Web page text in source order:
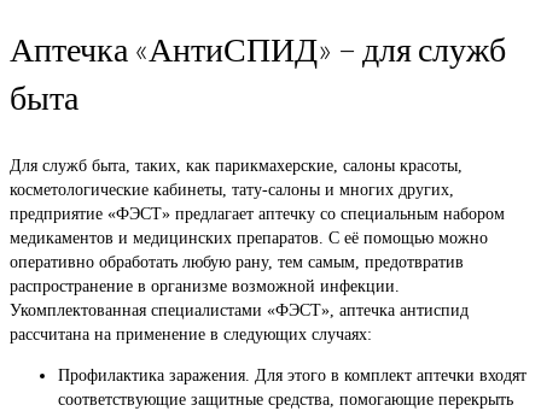
Аптечка «АнтиСПИД» – для служб
быта
Для служб быта, таких, как парикмахерские, салоны красоты,
косметологические кабинеты, тату-салоны и многих других,
предприятие «ФЭСТ» предлагает аптечку со специальным набором
медикаментов и медицинских препаратов. С её помощью можно
оперативно обработать любую рану, тем самым, предотвратив
распространение в организме возможной инфекции.
Укомплектованная специалистами «ФЭСТ», аптечка антиспид
рассчитана на применение в следующих случаях:
Профилактика заражения. Для этого в комплект аптечки входят
соответствующие защитные средства, помогающие перекрыть